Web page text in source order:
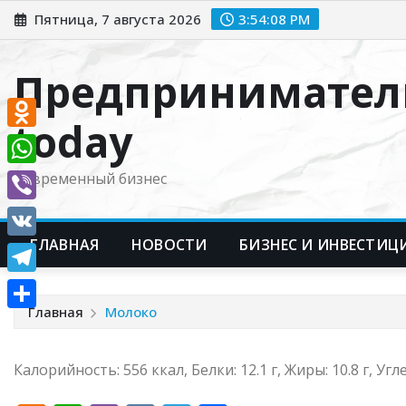
Перейти
к
Пятница, 7 августа 2026 3:54:08 PM
today
Современный бизнес
ГЛАВНАЯ НОВОСТИ БИЗНЕС И
Главная Молоко
Калорийность: 556 ккал, Белки: 12.1 г, Жиры: 10.8 г,
Odnoklassniki
WhatsApp
Viber
VK
Telegram
Отправить